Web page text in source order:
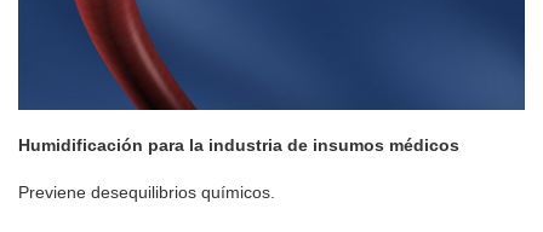
Humidificación para la industria de insumos médicos
Previene desequilibrios químicos.